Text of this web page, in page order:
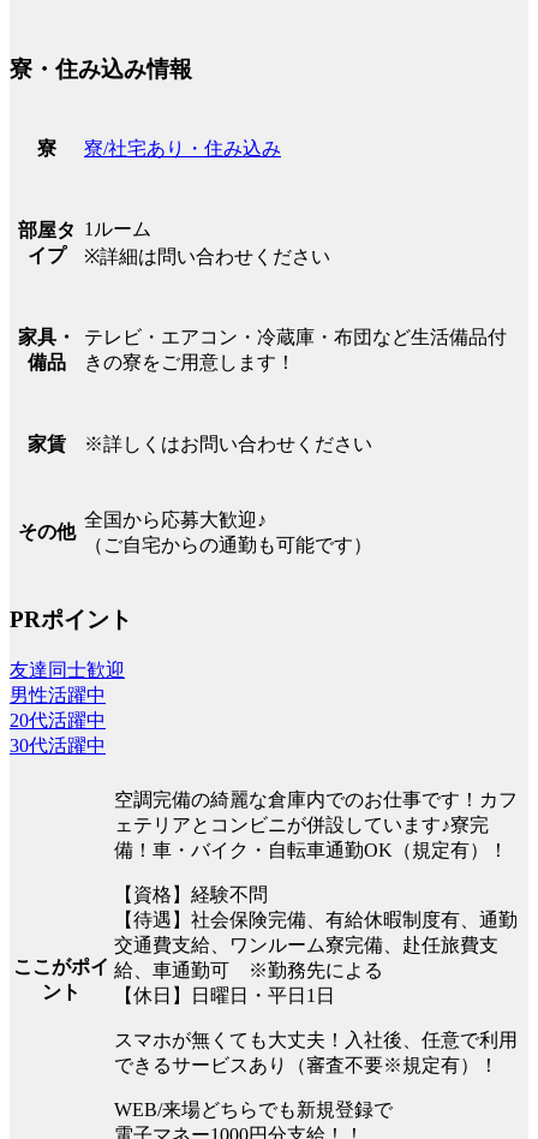
寮・住み込み情報
寮 寮/社宅あり・住み込み
部屋タ
イプ
1ルーム
※詳細は問い合わせください
家具・
備品
テレビ・エアコン・冷蔵庫・布団など生活備品付
きの寮をご用意します！
家賃 ※詳しくはお問い合わせください
その他
全国から応募大歓迎♪
（ご自宅からの通勤も可能です）
PRポイント
友達同士歓迎
男性活躍中
20代活躍中
30代活躍中
ここがポイ
ント
空調完備の綺麗な倉庫内でのお仕事です！カフ
ェテリアとコンビニが併設しています♪寮完
備！車・バイク・自転車通勤OK（規定有）！
【資格】経験不問
【待遇】社会保険完備、有給休暇制度有、通勤
交通費支給、ワンルーム寮完備、赴任旅費支
給、車通勤可 ※勤務先による
【休日】日曜日・平日1日
スマホが無くても大丈夫！入社後、任意で利用
できるサービスあり（審査不要※規定有）！
WEB/来場どちらでも新規登録で
電子マネー1000円分支給！！